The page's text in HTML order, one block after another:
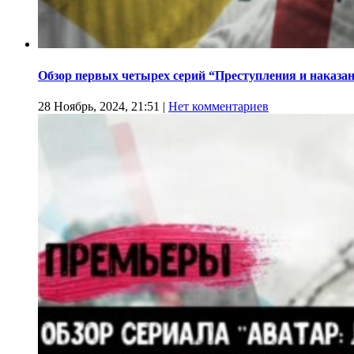
Обзор первых четырех серий “Преступления и
28 Ноябрь, 2024, 21:51 | Нет комментариев